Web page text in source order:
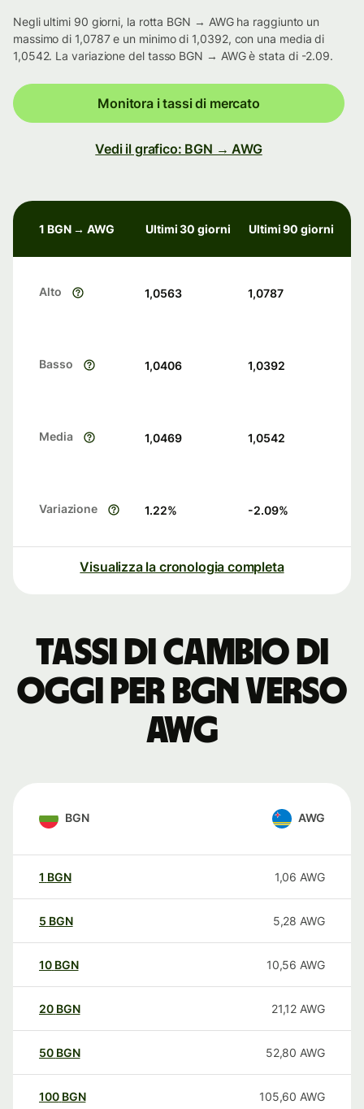
Negli ultimi 90 giorni, la rotta BGN → AWG ha raggiunto un
massimo di 1,0787 e un minimo di 1,0392, con una media di
1,0542. La variazione del tasso BGN → AWG è stata di -2.09.
Monitora i tassi di mercato
Vedi il grafico: BGN → AWG
1 BGN → AWG Ultimi 30 giorni Ultimi 90 giorni
Alto 1,0563 1,0787
Basso 1,0406 1,0392
Media 1,0469 1,0542
Variazione 1.22% -2.09%
Visualizza la cronologia completa
Tassi di cambio di
oggi per BGN verso
AWG
BGN AWG
1 BGN 1,06 AWG
5 BGN 5,28 AWG
10 BGN 10,56 AWG
20 BGN 21,12 AWG
50 BGN 52,80 AWG
100 BGN 105,60 AWG